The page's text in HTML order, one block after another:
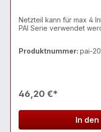
Netzteil kann für max 4
PAI Serie verwendet
Produktnummer: pai-
46,20 €*
In